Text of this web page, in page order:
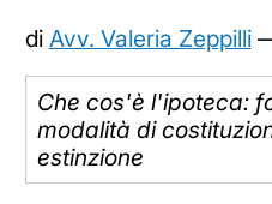
di Avv. Valeria Zeppilli
Che cos'è l'ipoteca:
modalità di
estinzione